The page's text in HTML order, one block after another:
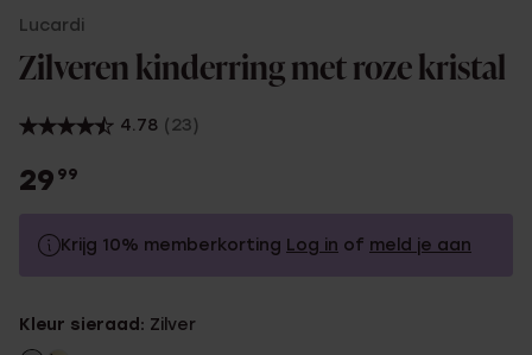
Lucardi
Zilveren kinderring met roze kristal
4.78 (23)
29 99
Krijg 10% memberkorting Log in of meld je aan
Zonder memberkorting
Kleur sieraad: Zilver